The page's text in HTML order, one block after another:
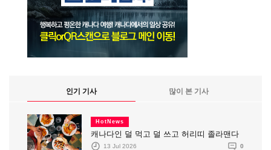
인기 기사 많이 본 기사
HotNews
캐나다인 덜 먹고 덜 쓰고 허리띠 졸라맨다
13 Jul 2026 0